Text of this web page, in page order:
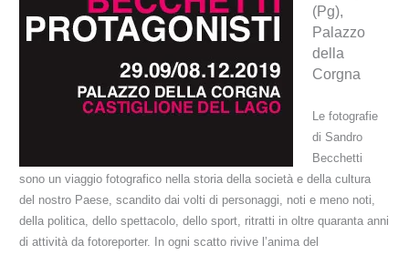
(Pg),
Palazzo
della
Corgna
Le fotografie
di Sandro
Becchetti
sono un viaggio fotografico nella storia della società e della cultura
del nostro Paese, scandito dai volti di personaggi, noti e meno noti,
della politica, dello spettacolo, dello sport, ritratti in oltre quaranta anni
di attività da fotoreporter. In ogni scatto rivive l’anima del